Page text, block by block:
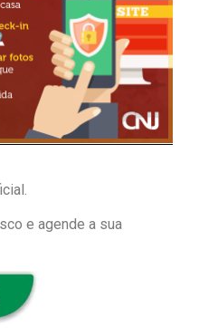
e agende a sua